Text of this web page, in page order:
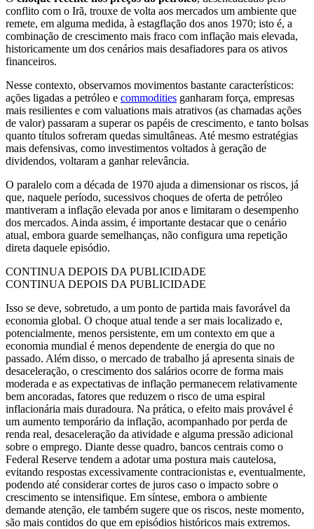
conflito com o Irã, trouxe de volta aos mercados um ambiente que
remete, em alguma medida, à estagflação dos anos 1970; isto é, a
combinação de crescimento mais fraco com inflação mais elevada,
historicamente um dos cenários mais desafiadores para os ativos
financeiros.
Nesse contexto, observamos movimentos bastante característicos:
ações ligadas a petróleo e commodities ganharam força, empresas
mais resilientes e com valuations mais atrativos (as chamadas ações
de valor) passaram a superar os papéis de crescimento, e tanto bolsas
quanto títulos sofreram quedas simultâneas. Até mesmo estratégias
mais defensivas, como investimentos voltados à geração de
dividendos, voltaram a ganhar relevância.
O paralelo com a década de 1970 ajuda a dimensionar os riscos, já
que, naquele período, sucessivos choques de oferta de petróleo
mantiveram a inflação elevada por anos e limitaram o desempenho
dos mercados. Ainda assim, é importante destacar que o cenário
atual, embora guarde semelhanças, não configura uma repetição
direta daquele episódio.
CONTINUA DEPOIS DA PUBLICIDADE
CONTINUA DEPOIS DA PUBLICIDADE
Isso se deve, sobretudo, a um ponto de partida mais favorável da
economia global. O choque atual tende a ser mais localizado e,
potencialmente, menos persistente, em um contexto em que a
economia mundial é menos dependente de energia do que no
passado. Além disso, o mercado de trabalho já apresenta sinais de
desaceleração, o crescimento dos salários ocorre de forma mais
moderada e as expectativas de inflação permanecem relativamente
bem ancoradas, fatores que reduzem o risco de uma espiral
inflacionária mais duradoura. Na prática, o efeito mais provável é
um aumento temporário da inflação, acompanhado por perda de
renda real, desaceleração da atividade e alguma pressão adicional
sobre o emprego. Diante desse quadro, bancos centrais como o
Federal Reserve tendem a adotar uma postura mais cautelosa,
evitando respostas excessivamente contracionistas e, eventualmente,
podendo até considerar cortes de juros caso o impacto sobre o
crescimento se intensifique. Em síntese, embora o ambiente
demande atenção, ele também sugere que os riscos, neste momento,
são mais contidos do que em episódios históricos mais extremos.